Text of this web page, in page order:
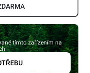
tímto zařízením na